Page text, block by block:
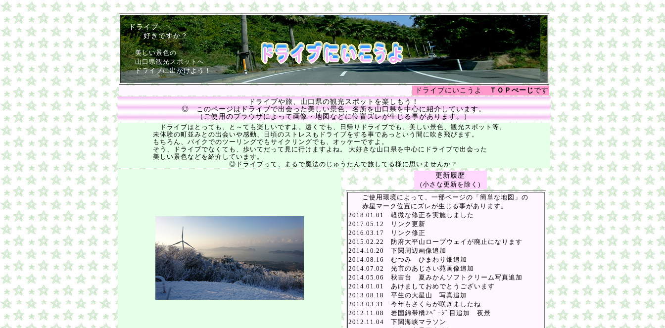
ドライブ
好きですか？
美しい景色の
山口県観光スポットへ
ドライブに出かけよう！
ドライブにいこうよ ＴＯＰぺーじ です
ドライブや旅、山口県の観光スポットを楽しもう！
◎ このページはドライブで出会った美しい景色、名所を山口県を中心に紹介しています。
（ご使用のブラウザによって画像・地図などに位置ズレが生じる事があります。）
ドライブはとっても、と～ても楽しいですよ。遠くでも、日帰りドライブでも、美しい景色、観光スポット等、
未体験の町並みとの出会いや感動、日頃のストレスも ドライブをする事であっという間に吹き飛びます。
もちろん、バイクでのツーリングでもサイクリングでも、オッケーですよ。
そう、ドライブでなくても、歩いてだって見に行けますよね。 大好きな山口県を中心にドライブで出会った
美しい景色などを紹介しています。
◎ドライブって、まるで魔法のじゅうたんで旅してる様に思いませんか？
更新履歴
(小さな更新を除く)
ご使用環境によって、一部ページの「簡単な地図」の
赤星マーク位置にズレが生じる事があります。
2018.01.01 軽微な修正を実施しました
2017.05.12 リンク更新
2016.03.17 リンク修正
2015.02.22 防府大平山ロープウェイが廃止になります
2014.10.20 下関周辺画像追加
2014.08.16 むつみ ひまわり畑追加
2014.07.02 光市のあじさい苑画像追加
2014.05.06 秋吉台 夏みかんソフトクリーム写真追加
2014.01.01 あけましておめでとうございます
2013.08.18 平生の大星山 写真追加
2013.03.31 今年もさくらが咲きましたね
2012.11.08 岩国錦帯橋2ﾍﾟｰｼﾞ目追加 夜景
2012.11.04 下関海峡マラソン